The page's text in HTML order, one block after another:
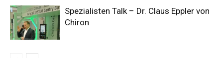
Spezialisten Talk – Dr. Claus Eppler von
Chiron